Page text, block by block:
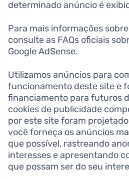
determinado anúncio é
Para mais informações
consulte as FAQs oficiais
Google AdSense.
Utilizamos anúncios para
funcionamento deste site e
financiamento para futuros
cookies de publicidade
por este site foram
você forneça os anúncios
que possível, rastreando
interesses e apresentando
que possam ser do seu